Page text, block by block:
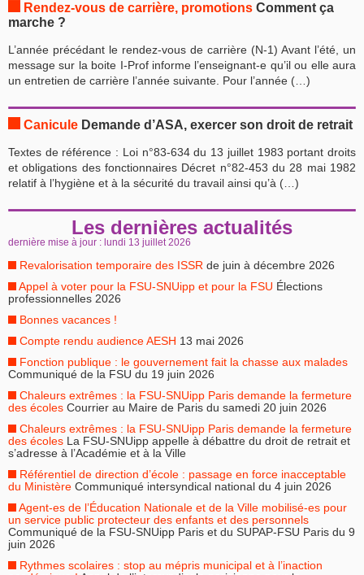
Rendez-vous de carrière, promotions Comment ça
marche ?
L’année précédant le rendez-vous de carrière (N-1) Avant l’été, un
message sur la boite I-Prof informe l’enseignant-e qu’il ou elle aura
un entretien de carrière l’année suivante. Pour l’année (…)
Canicule Demande d’ASA, exercer son droit de retrait
Textes de référence : Loi n°83-634 du 13 juillet 1983 portant droits
et obligations des fonctionnaires Décret n°82-453 du 28 mai 1982
relatif à l’hygiène et à la sécurité du travail ainsi qu’à (…)
Les dernières actualités
dernière mise à jour : lundi 13 juillet 2026
Revalorisation temporaire des ISSR de juin à décembre 2026
Appel à voter pour la FSU-SNUipp et pour la FSU Élections
professionnelles 2026
Bonnes vacances !
Compte rendu audience AESH 13 mai 2026
Fonction publique : le gouvernement fait la chasse aux malades
Communiqué de la FSU du 19 juin 2026
Chaleurs extrêmes : la FSU-SNUipp Paris demande la fermeture
des écoles Courrier au Maire de Paris du samedi 20 juin 2026
Chaleurs extrêmes : la FSU-SNUipp Paris demande la fermeture
des écoles La FSU-SNUipp appelle à débattre du droit de retrait et
s’adresse à l’Académie et à la Ville
Référentiel de direction d’école : passage en force inacceptable
du Ministère Communiqué intersyndical national du 4 juin 2026
Agent-es de l’Éducation Nationale et de la Ville mobilisé-es pour
un service public protecteur des enfants et des personnels
Communiqué de la FSU-SNUipp Paris et du SUPAP-FSU Paris du 9
juin 2026
Rythmes scolaires : stop au mépris municipal et à l’inaction